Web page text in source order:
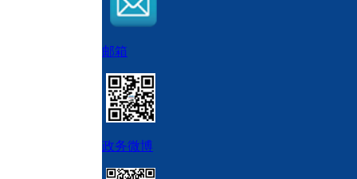
邮箱
政务微博